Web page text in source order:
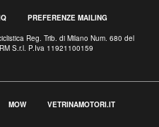
PREFERENZE MAILING
Reg. Trib. di Milano Num. 680 del
S.r.l. P.Iva 11921100159
MOW VETRINAMOTORI.IT